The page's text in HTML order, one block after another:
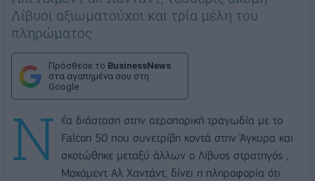
Λίβυοι αξιωματούχοι και τρία μέλη του
πληρώματος
Πρόσθεσε το BusinessNews
στα αγαπημένα σου στη
Google
Ν
έα διάσταση στην αεροπορική τραγωδία με το
Falcon 50 που συνετρίβη κοντά στην Άγκυρα και
σκοτώθηκε μεταξύ άλλων ο Λίβυος στρατηγός ,
Μοχάμεντ Αλ Χαντάντ, δίνει η πληροφορία ότι